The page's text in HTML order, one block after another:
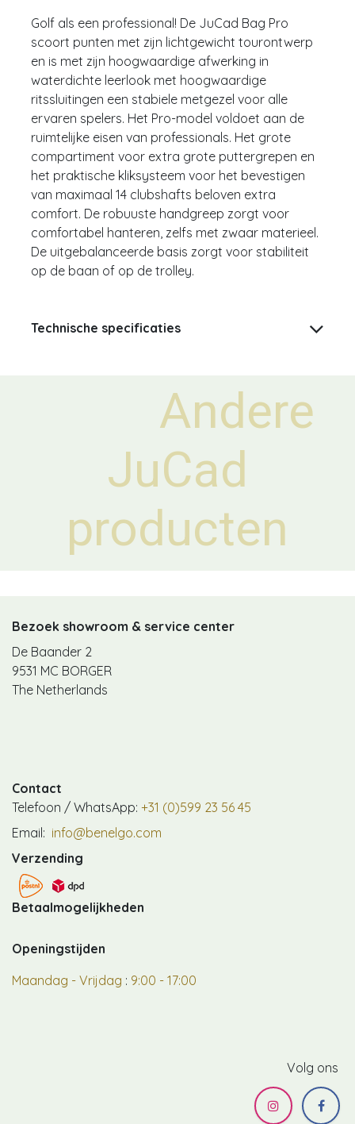
Golf als een professional! De JuCad Bag Pro
scoort punten met zijn lichtgewicht tourontwerp
en is met zijn hoogwaardige afwerking in
waterdichte leerlook met hoogwaardige
ritssluitingen een stabiele metgezel voor alle
ervaren spelers. Het Pro-model voldoet aan de
ruimtelijke eisen van professionals. Het grote
compartiment voor extra grote puttergrepen en
het praktische kliksysteem voor het bevestigen
van maximaal 14 clubshafts beloven extra
comfort. De robuuste handgreep zorgt voor
comfortabel hanteren, zelfs met zwaar materieel.
De uitgebalanceerde basis zorgt voor stabiliteit
op de baan of op de trolley.
Technische specificaties
Andere
JuCad
producten
Bezoek showroom & service center
De Baander 2
9531 MC BORGER
The Netherlands
Contact
Telefoon / WhatsApp: +31 (0)599 23 56 45
Email: info@benelgo.com
Verzending
Betaalmogelijkheden
Openingstijden
Maandag - Vrijdag : 9:00 - 17:00
Volg ons